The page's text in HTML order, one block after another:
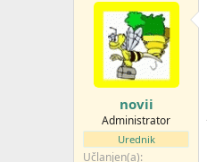
novii
Administrator
Urednik
Učlanjen(a)